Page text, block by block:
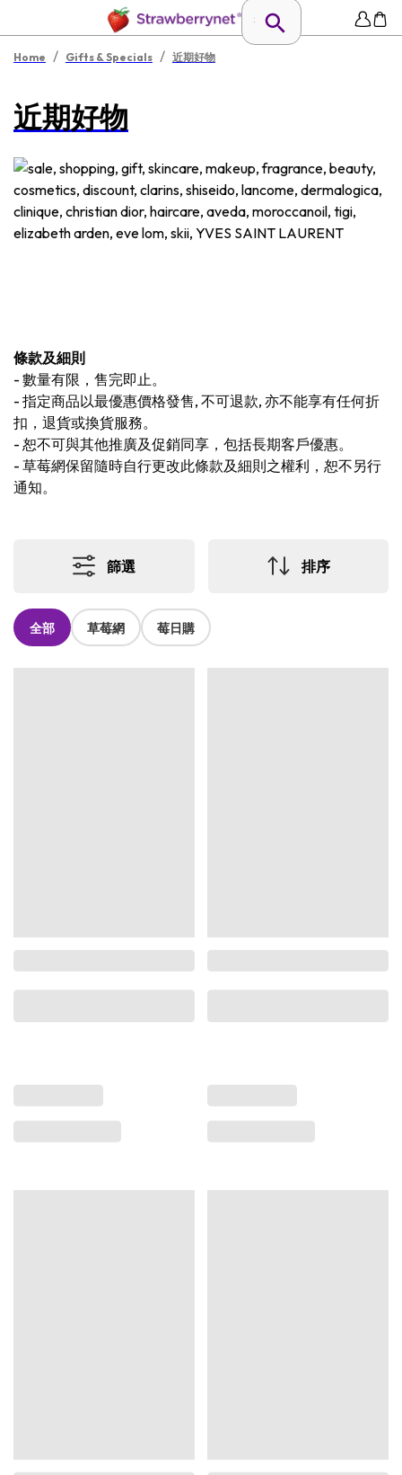
Home / Gifts & Specials / 近期好物
近期好物
條款及細則
- 數量有限，售完即止。
- 指定商品以最優惠價格發售, 不可退款, 亦不能享有任何折
扣，退貨或換貨服務。
- 恕不可與其他推廣及促銷同享，包括長期客戶優惠。
- 草莓網保留隨時自行更改此條款及細則之權利，恕不另行
通知。
篩選 排序
全部 草莓網 莓日購